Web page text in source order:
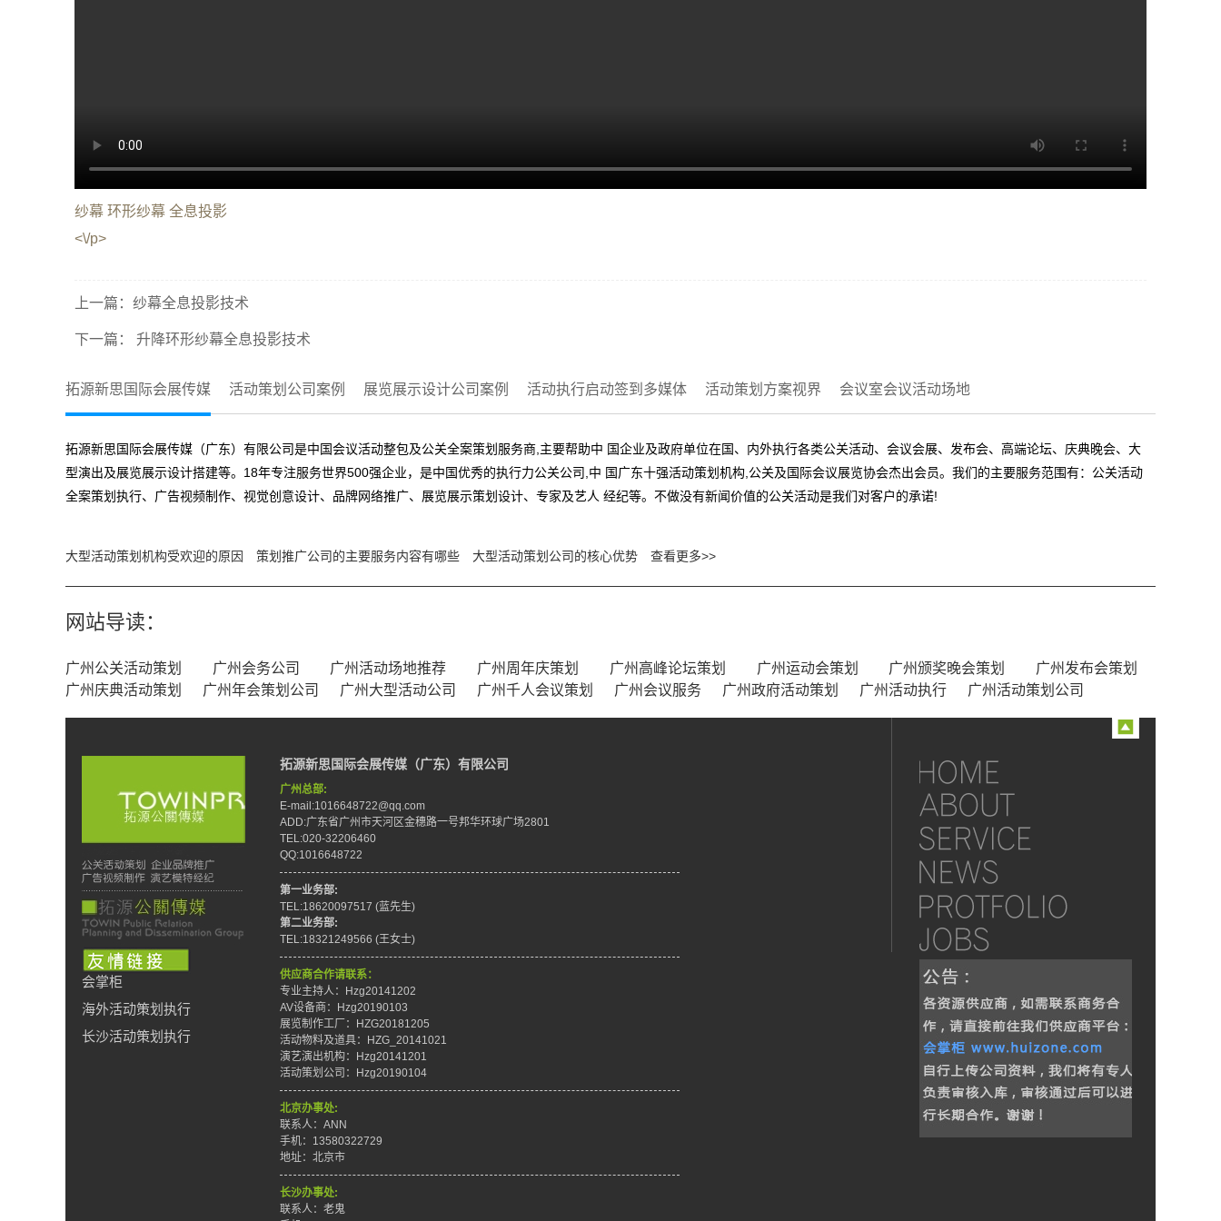
纱幕 环形纱幕 全息投影
<\/p>
上一篇： 纱幕全息投影技术
下一篇： 升降环形纱幕全息投影技术
拓源新思国际会展传媒 活动策划公司案例 展览展示设计公司案例 活动执行启动签到多媒体 活动策划方案视界 会议室会议活动场地
拓源新思国际会展传媒（广东）有限公司是中国会议活动整包及公关全案策划服务商,主要帮助中 国企业及政府单位在国、内外执行各类公关活动、会议会展、发布会、高端论坛、庆典晚会、大
型演出及展览展示设计搭建等。18年专注服务世界500强企业，是中国优秀的执行力公关公司,中 国广东十强活动策划机构,公关及国际会议展览协会杰出会员。我们的主要服务范围有：公关活动
全案策划执行、广告视频制作、视觉创意设计、品牌网络推广、展览展示策划设计、专家及艺人 经纪等。不做没有新闻价值的公关活动是我们对客户的承诺!
大型活动策划机构受欢迎的原因 策划推广公司的主要服务内容有哪些 大型活动策划公司的核心优势 查看更多>>
网站导读：
广州公关活动策划 广州会务公司 广州活动场地推荐 广州周年庆策划 广州高峰论坛策划 广州运动会策划 广州颁奖晚会策划
广州发布会策划
广州庆典活动策划
广州年会策划公司 广州大型活动公司 广州千人会议策划 广州会议服务 广州政府活动策划 广州活动执行 广州活动策划公司
会掌柜
海外活动策划执行
长沙活动策划执行
拓源新思国际会展传媒（广东）有限公司
广州总部:
E-mail:1016648722@qq.com
ADD:广东省广州市天河区金穗路一号邦华环球广场2801
TEL:020-32206460
QQ:1016648722
第一业务部:
TEL:18620097517 (蓝先生)
第二业务部:
TEL:18321249566 (王女士)
供应商合作请联系：
专业主持人：Hzg20141202
AV设备商：Hzg20190103
展览制作工厂：HZG20181205
活动物料及道具：HZG_20141021
演艺演出机构：Hzg20141201
活动策划公司：Hzg20190104
北京办事处:
联系人：ANN
手机：13580322729
地址：北京市
长沙办事处:
联系人：老鬼